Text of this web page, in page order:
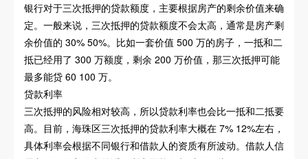
银行对于三次抵押的贷款额度，主要根据房产的剩余价值来确
定。一般来说，三次抵押的贷款额度不会太高，通常是房产剩
余价值的 30% 50%。比如一套价值 500 万的房子，一抵和二
抵已经用了 300 万额度，剩余 200 万价值，那三次抵押可能
最多能贷 60 100 万。
贷款利率
三次抵押的风险相对较高，所以贷款利率也会比一抵和二抵要
高。目前，海珠区三次抵押的贷款利率大概在 7% 12%左右，
具体利率会根据不同银行和借款人的资质有所波动。借款人信